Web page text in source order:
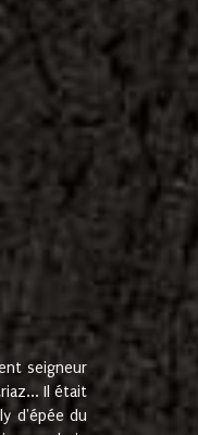
seigneur
Il était
d'épée du